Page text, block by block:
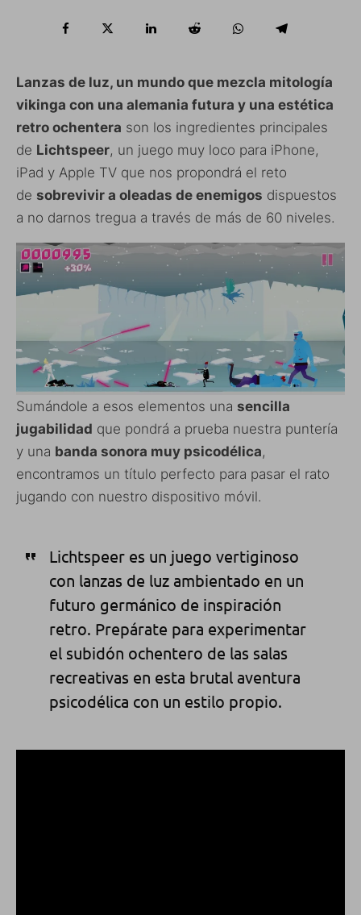
Lanzas de luz, un mundo que mezcla mitología
vikinga con una alemania futura y una estética
retro ochentera son los ingredientes principales
de Lichtspeer, un juego muy loco para iPhone,
iPad y Apple TV que nos propondrá el reto
de sobrevivir a oleadas de enemigos dispuestos
a no darnos tregua a través de más de 60 niveles.
Sumándole a esos elementos una sencilla
jugabilidad que pondrá a prueba nuestra puntería
y una banda sonora muy psicodélica,
encontramos un título perfecto para pasar el rato
jugando con nuestro dispositivo móvil.
Lichtspeer es un juego vertiginoso
con lanzas de luz ambientado en un
futuro germánico de inspiración
retro. Prepárate para experimentar
el subidón ochentero de las salas
recreativas en esta brutal aventura
psicodélica con un estilo propio.